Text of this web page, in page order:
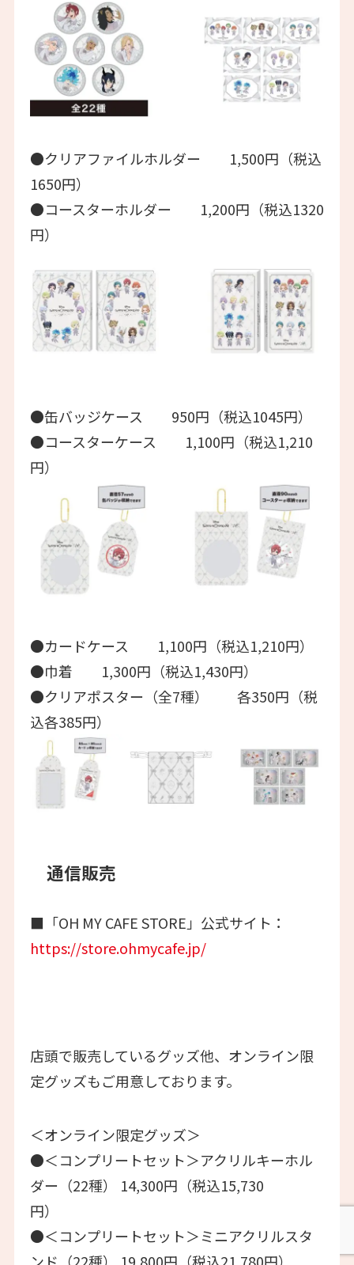
●クリアファイルホルダー 1,500円（税込
1650円）
●コースターホルダー 1,200円（税込1320
円）
●缶バッジケース 950円（税込1045円）
●コースターケース 1,100円（税込1,210
円）
●カードケース 1,100円（税込1,210円）
●巾着 1,300円（税込1,430円）
●クリアポスター（全7種） 各350円（税
込各385円）
通信販売
■「OH MY CAFE STORE」公式サイト：
https://store.ohmycafe.jp/
店頭で販売しているグッズ他、オンライン限
定グッズもご用意しております。
＜オンライン限定グッズ＞
●＜コンプリートセット＞アクリルキーホル
ダー（22種） 14,300円（税込15,730
円）
●＜コンプリートセット＞ミニアクリルスタ
ンド（22種） 19,800円（税込21,780円）